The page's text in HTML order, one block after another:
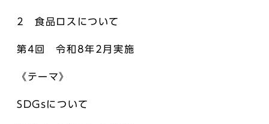
2 食品ロスについて
第4回 令和8年2月実施
《テーマ》
SDGsについて